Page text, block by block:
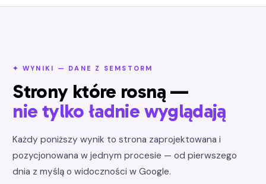
✦ WYNIKI — DANE Z SEMSTORM
Strony które rosną —
nie tylko ładnie wyglądają
Każdy poniższy wynik to strona zaprojektowana i
pozycjonowana w jednym procesie — od pierwszego
dnia z myślą o widoczności w Google.